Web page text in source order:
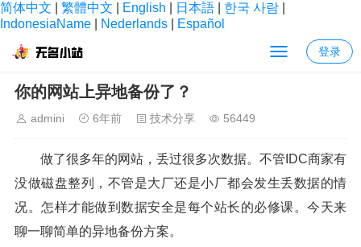
简体中文 繁體中文 English 日本語 한국 사람
IndonesiaName
Nederlands Español
登录
当前位置：首页
你的网站上异地备份了？
admini 6年前 技术分享 56449
做了很多年的网站，丢过很多次数据。不管IDC商家有
没做磁盘整列，不管是大厂还是小厂都会发生丢数据的情
况。怎样才能做到数据安全是每个站长的必修课。今天来
聊一聊简单的异地备份方案。